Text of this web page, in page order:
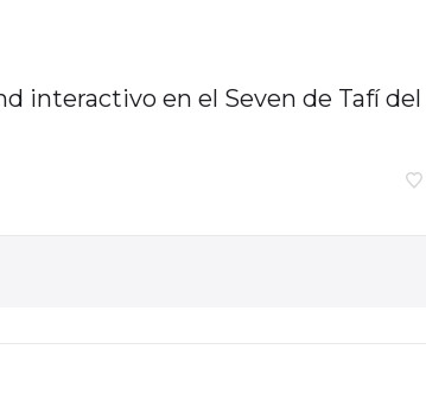
interactivo en el Seven de Tafí del